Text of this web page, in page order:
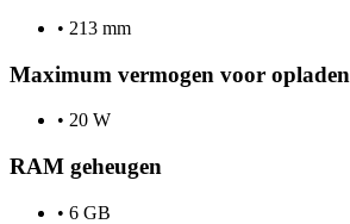
• 213 mm
Maximum vermogen voor opladen
• 20 W
RAM geheugen
• 6 GB